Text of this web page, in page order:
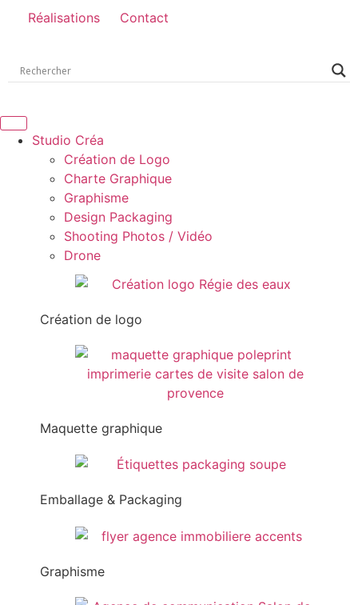
Réalisations Contact
Studio Créa
Création de Logo
Charte Graphique
Graphisme
Design Packaging
Shooting Photos / Vidéo
Drone
Création de logo
Maquette graphique
Emballage & Packaging
Graphisme